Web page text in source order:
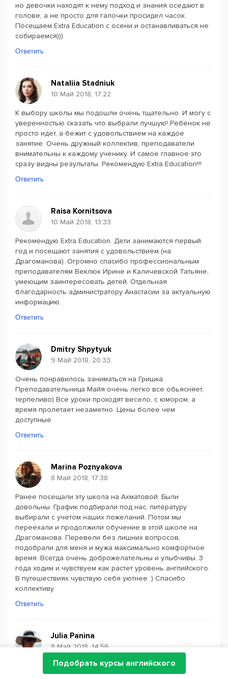
но девочки находят к нему подход и знания оседают в
голове, а не просто для галочки просидел часок.
Посещаем Extra Education с осени и останавливаться не
собираемся)))
Ответить
Nataliia Stadniuk
10 Май 2018, 17:22
К выбору школы мы подошли очень тщательно. И могу с
уверенностью сказать что выбрали лучшую! Ребенок не
просто идет, а бежит с удовольствием на каждое
занятие. Очень дружный коллектив, преподаватели
внимательны к каждому ученику. И самое главное это
сразу видны результаты. Рекомендую Extra Education!!!
Ответить
Raisa Kornitsova
10 Май 2018, 13:33
Рекомендую Extra Education. Дети занимаются первый
год и посещают занятия с удовольствием (на
Драгоманова). Огромно спасибо профессиональным
преподавателям Веклюк Ирине и Каличевской Татьяне,
умеющим заинтересовать детей. Отдельная
благодарность администратору Анастасии за актуальную
информацию.
Ответить
Dmitry Shpytyuk
9 Май 2018, 20:33
Очень понравилось заниматься на Гришка.
Преподавательница Майя очень легко все обьясняет,
терпеливо) Все уроки проходят весело, с юмором, а
время пролетает незаметно. Цены более чем
доступные
Ответить
Marina Poznyakova
8 Май 2018, 17:38
Ранее посещали эту школа на Ахматовой. Были
довольны. График подбирали под нас, литературу
выбирали с учетом наших пожеланий. Потом мы
переехали и продолжили обучение в этой школе на
Драгоманова. Перевели без лишних вопросов,
подобрали для меня и мужа максимально комфортное
время. Всегда очень доброжелательны и улыбчивы. 3
года ходим и чувствуем как растет уровень английского.
В путешествиях чувствую себя уютнее :) Спасибо
коллективу.
Ответить
Julia Panina
8 Май 2018, 14:56
Очень довольны, что ходим на эти Курсы! Занимаемся
вдвоём с мужем. Результат очень радует, спасибо нашей
Подобрать курсы английского